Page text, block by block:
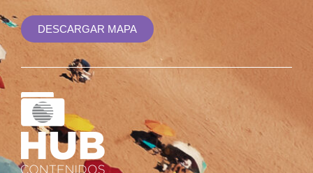
DESCARGAR MAPA